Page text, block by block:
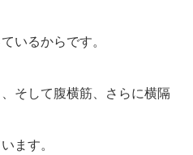
いるからです。
そして腹横筋、さらに横隔
ます。